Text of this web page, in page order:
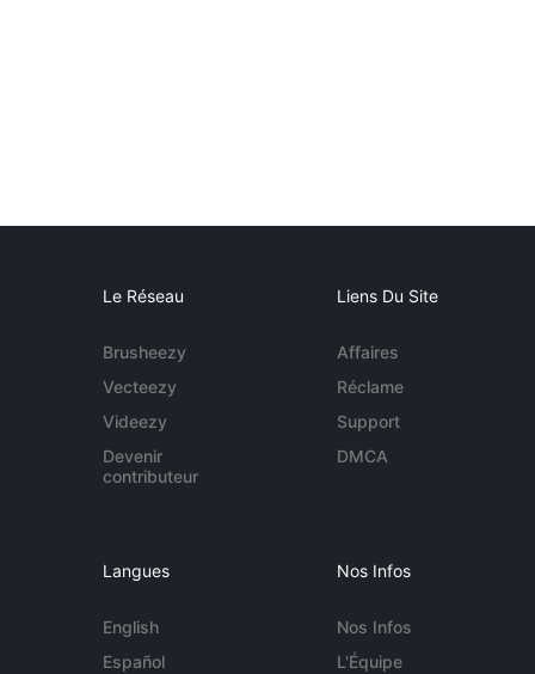
Le Réseau
Brusheezy
Vecteezy
Videezy
Devenir
contributeur
Liens Du Site
Affaires
Réclame
Support
DMCA
Langues
English
Español
Nos Infos
Nos Infos
L'Équipe